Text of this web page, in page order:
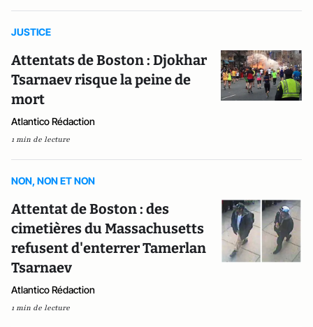
JUSTICE
Attentats de Boston : Djokhar
Tsarnaev risque la peine de
mort
Atlantico Rédaction
1 min de lecture
NON, NON ET NON
Attentat de Boston : des
cimetières du Massachusetts
refusent d'enterrer Tamerlan
Tsarnaev
Atlantico Rédaction
1 min de lecture